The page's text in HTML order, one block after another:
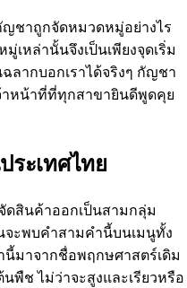
ชาถูกจัดหมวดหมู่อย่างไร
เหล่านั้นจึงเป็นเพียงจุดเริ่ม
ลากบอกเราได้จริงๆ กัญชา
หน้าที่ที่ทุกสาขายินดีพูดคุย
ะเทศไทย
ดสินค้าออกเป็นสามกลุ่ม
นจะพบคำสามคำนี้บนเมนูทั้ง
นี้มาจากชื่อพฤกษศาสตร์เดิม
พืช ไม่ว่าจะสูงและเรียวหรือ